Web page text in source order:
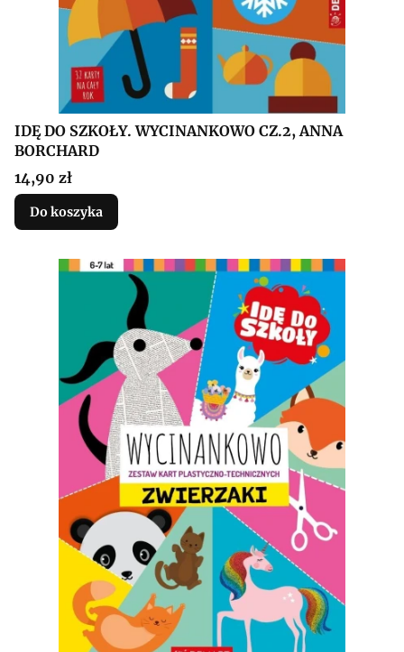
IDĘ DO SZKOŁY. WYCINANKOWO CZ.2, ANNA
BORCHARD
Cena
14,90 zł
Do koszyka